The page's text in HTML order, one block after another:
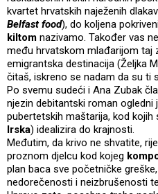
kvartet hrvatskih naježenih
Belfast food), do koljena
kiltom nazivamo. Također vas
među hrvatskom mlađarijom taj
emigrantska destinacija (Željka
čitaš, iskreno se nadam da su ti
Po svemu sudeći i Ana Zubak
njezin debitantski roman ogledni
pubertetskih maštarija, kod
Irska) idealizira do krajnosti.
Međutim, da krivo ne shvatite,
proznom djelcu kod kojeg
plan baca sve početničke
nedorečenosti i neizbrušenosti